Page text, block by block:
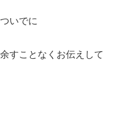
いでに
すことなくお伝えして